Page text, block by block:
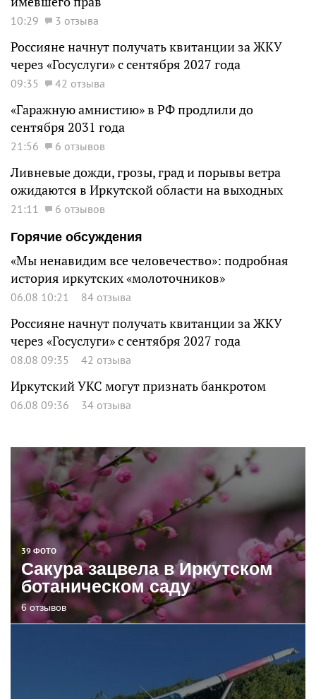
10:29 3 отзыва
Россияне начнут получать квитанции за ЖКУ
через «Госуслуги» с сентября 2027 года
09:35 42 отзыва
«Гаражную амнистию» в РФ продлили до
сентября 2031 года
21:56 6 отзывов
Ливневые дожди, грозы, град и порывы ветра
ожидаются в Иркутской области на выходных
21:11
6 отзывов
Горячие обсуждения
«Мы ненавидим все человечество»: подробная
история иркутских «молоточников»
06.08 10:21 84 отзыва
Россияне начнут получать квитанции за ЖКУ
через «Госуслуги» с сентября 2027 года
08.08 09:35 42 отзыва
Иркутский УКС могут признать банкротом
06.08 09:36 34 отзыва
39 ФОТО
Сакура зацвела в Иркутском
ботаническом саду
6 отзывов